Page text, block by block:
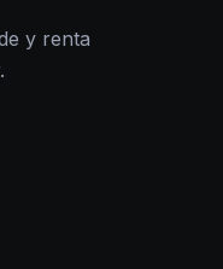
y renta